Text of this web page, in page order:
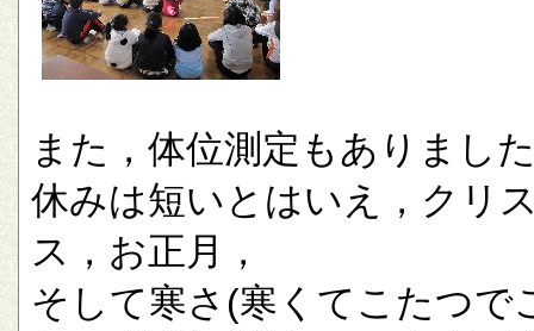
また，体位測定もありまし
休みは短いとはいえ，クリ
ス，お正月，
そして寒さ(寒くてこたつで